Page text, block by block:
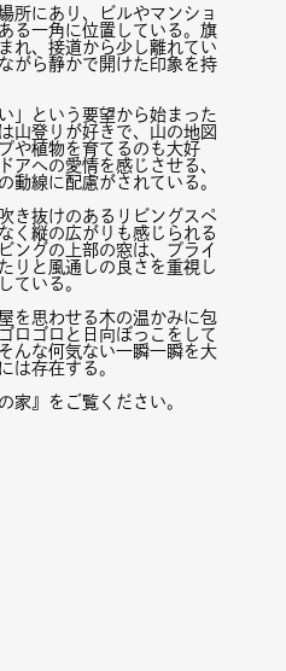
所にあり、ビルやマンショ
る一角に位置している。旗
れ、接道から少し離れてい
がら静かで開けた印象を持
」という要望から始まった
山登りが好きで、山の地図
や植物を育てるのも大好
アへの愛情を感じさせる、
動線に配慮がされている。
き抜けのあるリビングスペ
く縦の広がりも感じられる
ングの上部の窓は、プライ
りと風通しの良さを重視し
ている。
を思わせる木の温かみに包
ロゴロと日向ぼっこをして
んな何気ない一瞬一瞬を大
は存在する。
家』をご覧ください。